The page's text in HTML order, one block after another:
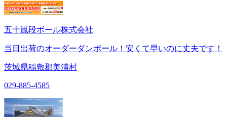
五十嵐段ボール株式会社
当日出荷のオーダーダンボール！安くて早いのに丈夫です！
茨城県稲敷郡美浦村
029-885-4585